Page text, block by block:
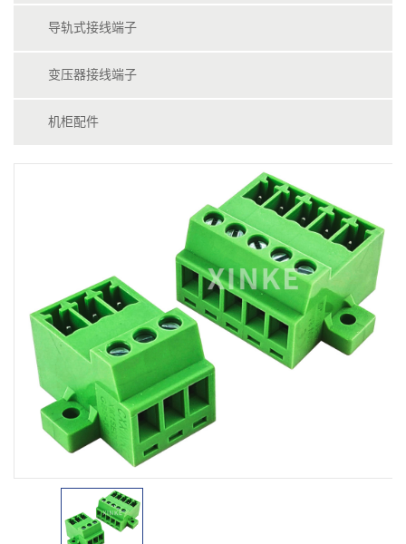
导轨式接线端子
变压器接线端子
机柜配件